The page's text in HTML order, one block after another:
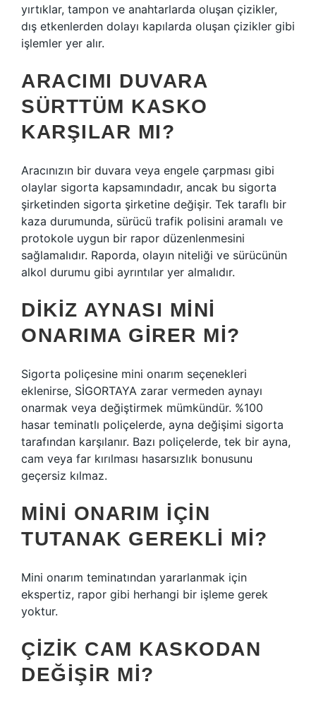
yırtıklar, tampon ve anahtarlarda oluşan çizikler,
dış etkenlerden dolayı kapılarda oluşan çizikler gibi
işlemler yer alır.
ARACIMI DUVARA
SÜRTTÜM KASKO
KARŞILAR MI?
Aracınızın bir duvara veya engele çarpması gibi
olaylar sigorta kapsamındadır, ancak bu sigorta
şirketinden sigorta şirketine değişir. Tek taraflı bir
kaza durumunda, sürücü trafik polisini aramalı ve
protokole uygun bir rapor düzenlenmesini
sağlamalıdır. Raporda, olayın niteliği ve sürücünün
alkol durumu gibi ayrıntılar yer almalıdır.
DIKIZ AYNASI MINI
ONARIMA GIRER MI?
Sigorta poliçesine mini onarım seçenekleri
eklenirse, SİGORTAYA zarar vermeden aynayı
onarmak veya değiştirmek mümkündür. %100
hasar teminatlı poliçelerde, ayna değişimi sigorta
tarafından karşılanır. Bazı poliçelerde, tek bir ayna,
cam veya far kırılması hasarsızlık bonusunu
geçersiz kılmaz.
MINI ONARIM IÇIN
TUTANAK GEREKLI MI?
Mini onarım teminatından yararlanmak için
ekspertiz, rapor gibi herhangi bir işleme gerek
yoktur.
ÇIZIK CAM KASKODAN
DEĞIŞIR MI?